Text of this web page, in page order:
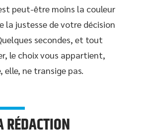
peut-être moins la couleur
la justesse de votre décision
secondes, et tout
le choix vous appartient,
elle, ne transige pas.
RÉDACTION